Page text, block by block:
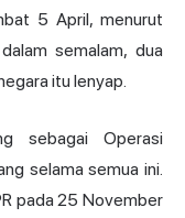
5 April, menurut
semalam, dua
itu lenyap.
sebagai Operasi
selama semua ini.
pada 25 November